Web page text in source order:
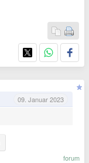
09. Januar 2023
forum